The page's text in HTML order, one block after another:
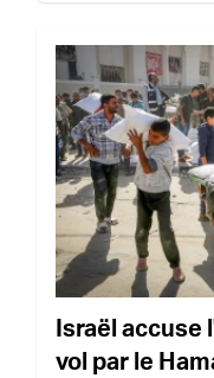
Israël accuse
vol par le